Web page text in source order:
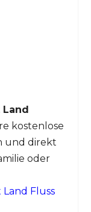
kostenlose
und direkt
oder
Land Fluss